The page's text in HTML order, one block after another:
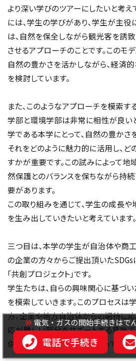
より深い学びのツアーにしたいと考え
には、学生の学びがあり、学生が主役
は、自然を保全しながら観光客を誘
させるアプローチのことです。このモ
自然の豊かさを活かしながら、経済
を検討しています。
また、このようなアプローチを模索す
学部と環境学部は非常に相性が良い
学である本学にとって、自然の豊かさ
それをどのように魅力的に活用し、ど
すかが重要です。この試みによって地
然保護とのバランスを保ちながら持
要があります。
この取り組みを通じて、学生の成長
を生み出していきたいと考えています。
三つ目は、本学の学生が自治体や商
の企業の方々からご提出頂いた
「共創プロジェクト」です。
学生たちは、自らの興味関心に基づ
を模索していきます。このプロセス
方、企業や地方自治体からの期待に
応が難しい部分をサポートする意味
供するなど、適切な指導を行っています
電気・ガスの開始手続きはで
電話で手続き